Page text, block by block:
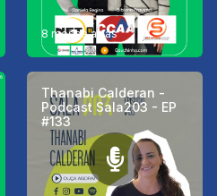
8 meses atrás
Thanabi Calderan -
Podcast Sala203 - EP
#133